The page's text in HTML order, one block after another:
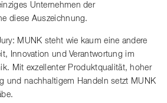
Unternehmen der
diese Auszeichnung.
MUNK steht wie kaum eine andere
Innovation und Verantwortung im
Mit exzellenter Produktqualität, hoher
und nachhaltigem Handeln setzt MUNK